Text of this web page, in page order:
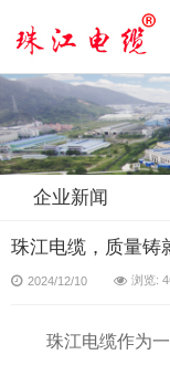
企业新闻
珠江电缆，质量铸
2024/12/10 浏览:
珠江电缆作为